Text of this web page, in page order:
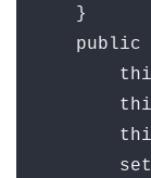
    }
public